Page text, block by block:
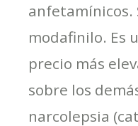
anfetamínicos.
modafinilo. Es
precio más
sobre los
narcolepsia